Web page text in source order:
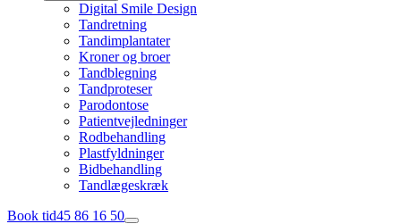
Digital Smile Design
Tandretning
Tandimplantater
Kroner og broer
Tandblegning
Tandproteser
Parodontose
Patientvejledninger
Rodbehandling
Plastfyldninger
Bidbehandling
Tandlægeskræk
Book tid45 86 16 50